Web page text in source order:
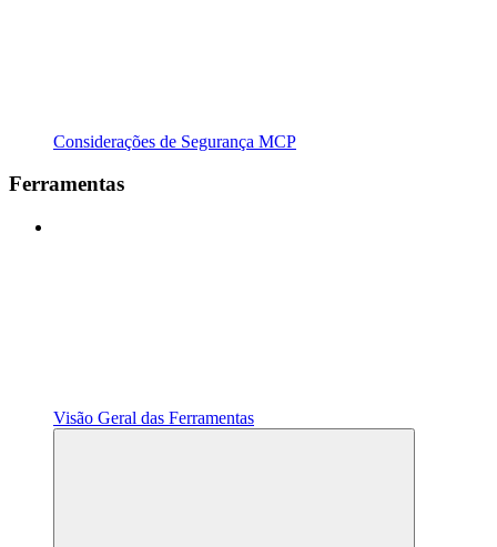
Considerações de Segurança MCP
Ferramentas
Visão Geral das Ferramentas